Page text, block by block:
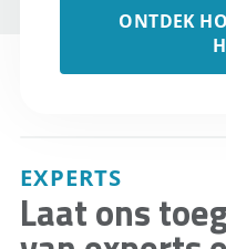
ONTDEK
EXPERTS
Laat ons